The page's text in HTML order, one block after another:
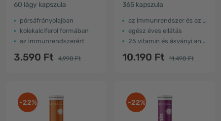
60 lágy kapszula
pórsáfrányolajban
kolekalciferol formában
az immunrendszerért
3.590 Ft 4.990 Ft
365 kapszula
az immunrendszer és az energia érdekében
egész éves ellátás
25 vitamin és ásványi anyag
10.190 Ft 11.490 Ft
-22% -22%